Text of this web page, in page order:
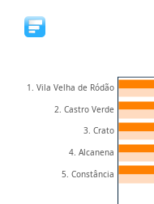
1. Vila Velha de Ródão
2. Castro Verde
3. Crato
4. Alcanena
5. Constância